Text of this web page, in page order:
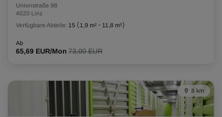
-20%
Ab
115,99 EUR/Mon
Abteil 12
Fläche: 2,2 m²
Volumen: 6,2 m³
Unionstraße 98
4020 Linz
Verfügbare Abteile: 15 ( 1,9 m² - 11,8 m²)
Ab
65,69 EUR/Mon 73,00 EUR
8 km